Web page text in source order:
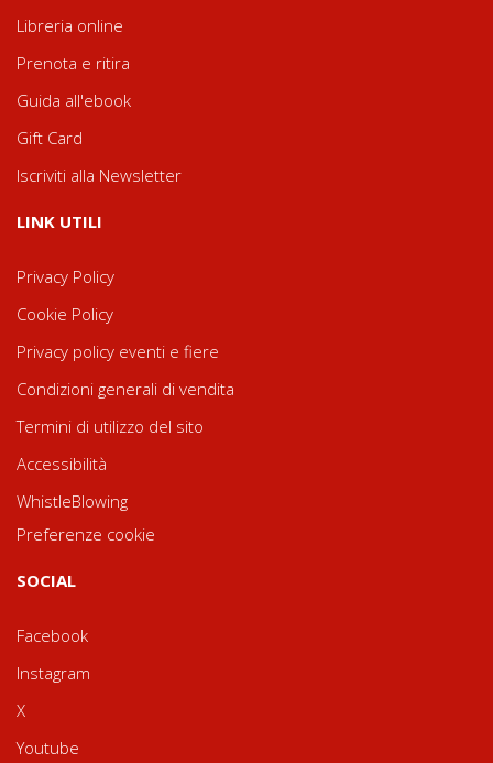
Libreria online
Prenota e ritira
Guida all'ebook
Gift Card
Iscriviti alla Newsletter
LINK UTILI
Privacy Policy
Cookie Policy
Privacy policy eventi e fiere
Condizioni generali di vendita
Termini di utilizzo del sito
Accessibilità
WhistleBlowing
Preferenze cookie
SOCIAL
Facebook
Instagram
X
Youtube